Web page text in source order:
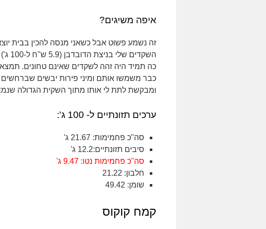
איפה משיגים?
זה נשמע פשוט אבל כשאני מנסה להכין בבית
כה תמיד היה זהה לשקדים שאינם טחונים. תמצאו
כבר משמשו אותם ומיני פירות יבשים שברחשים
ומבקשת לתת לי אותו מתוך השקית הגדולה
ערכים תזונתיים ל- 100 ג':
סה"כ פחמימות: 21.67 ג'
סיבים תזונתיים:12.2 ג'
סה"כ פחמימות נטו: 9.47 ג'
חלבון: 21.22
שומן: 49.42
קמח קוקוס